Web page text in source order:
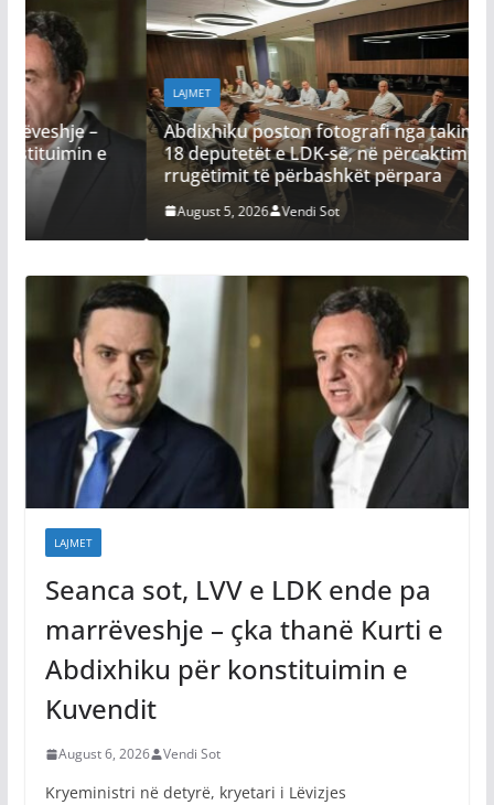
LAJMET
Abdixhiku poston fotografi nga takimi i GP: Me
18 deputetët e LDK-së, në përcaktimin e
rrugëtimit të përbashkët përpara
Vendi Sot
LAJMET
Seanca sot, LVV e LDK ende pa
marrëveshje – çka thanë Kurti e
Abdixhiku për konstituimin e
Kuvendit
August 6, 2026 Vendi Sot
Kryeministri në detyrë, kryetari i Lëvizjes